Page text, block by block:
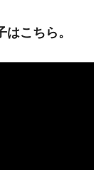
こちら。